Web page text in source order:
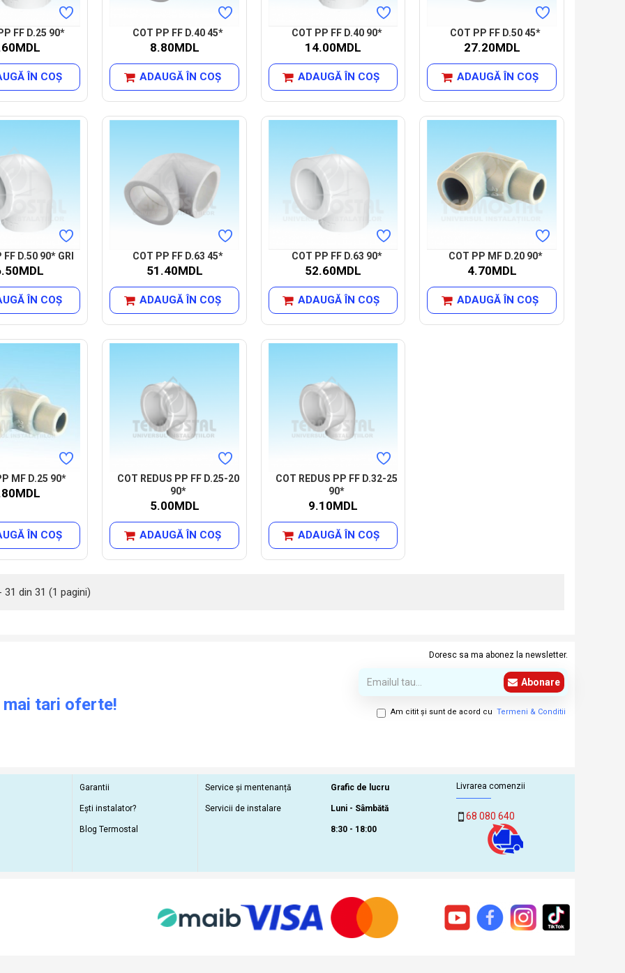
FF D.25 90*
ÎN COŞ
COT PP FF D.40 45*
8.80MDL
ADAUGĂ ÎN COŞ
COT PP FF D.40 90*
14.00MDL
ADAUGĂ ÎN COŞ
COT PP FF D.50 45*
27.20MDL
ADAUGĂ ÎN COŞ
D.50 90* GRI
ÎN COŞ
COT PP FF D.63 45*
51.40MDL
ADAUGĂ ÎN COŞ
COT PP FF D.63 90*
52.60MDL
ADAUGĂ ÎN COŞ
COT PP MF D.20 90*
4.70MDL
ADAUGĂ ÎN COŞ
MF D.25 90*
ÎN COŞ
COT REDUS PP FF D.25-20
90*
5.00MDL
ADAUGĂ ÎN COŞ
COT REDUS PP FF D.32-25
90*
9.10MDL
ADAUGĂ ÎN COŞ
31 din 31 (1 pagini)
tari oferte!
Doresc sa ma abonez la newsletter.
Abonare
Am citit şi sunt de acord cu Termeni & Conditii
Garantii
Ești instalator?
Blog Termostal
Service și mentenanță
Servicii de instalare
Grafic de lucru
Luni - Sâmbătă
8:30 - 18:00
Livrarea comenzii
68 080 640